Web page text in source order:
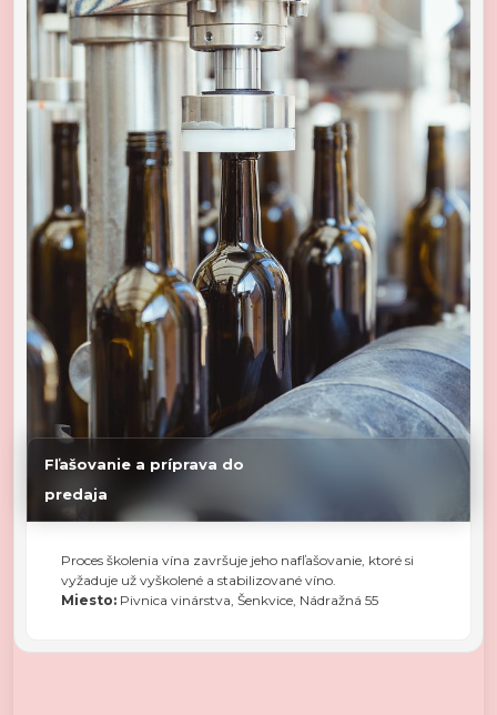
Fľašovanie a príprava do
predaja
Proces školenia vína završuje jeho nafľašovanie, ktoré si
vyžaduje už vyškolené a stabilizované víno.
Miesto: Pivnica vinárstva, Šenkvice, Nádražná 55